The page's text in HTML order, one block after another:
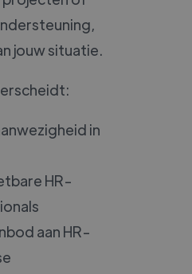
jouw situatie.
in
HR-
aan HR-